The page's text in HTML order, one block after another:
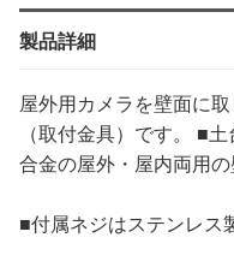
製品詳細
屋外用カメラを壁面に
（取付金具）です。 ■
合金の屋外・屋内両用
■付属ネジはステンレス